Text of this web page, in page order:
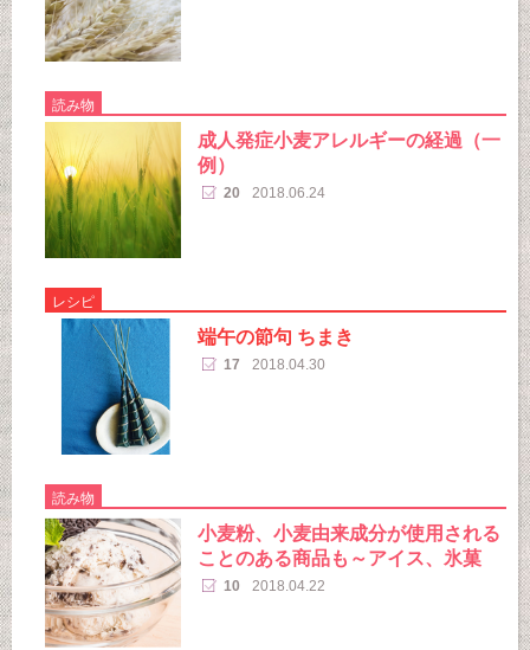
読み物
成人発症小麦アレルギーの経過（一
例）
20 2018.06.24
レシピ
端午の節句 ちまき
17 2018.04.30
読み物
小麦粉、小麦由来成分が使用される
ことのある商品も～アイス、氷菓
10 2018.04.22